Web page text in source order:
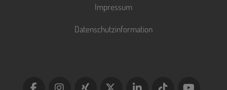
Impressum
Datenschutzinformation